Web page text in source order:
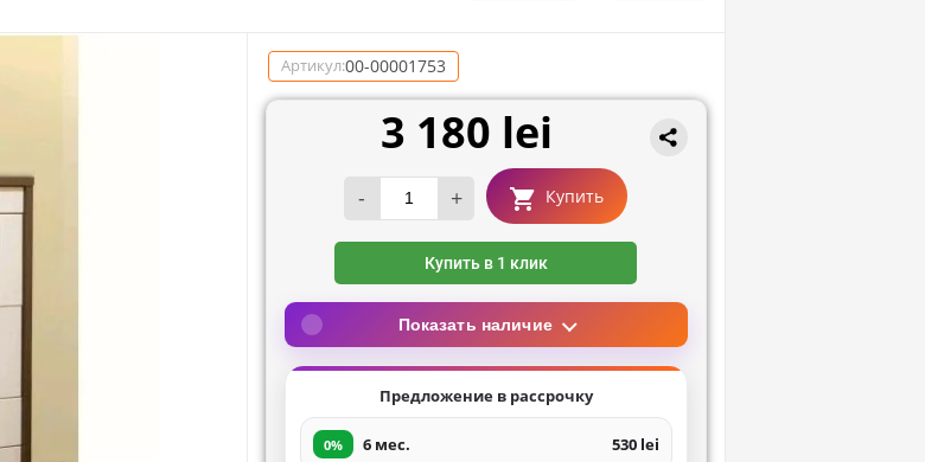
Артикул:00-00001753
3 180 lei
- + Купить
Купить в 1 клик
Показать наличие
Предложение в рассрочку
0% 6 мес. 530 lei